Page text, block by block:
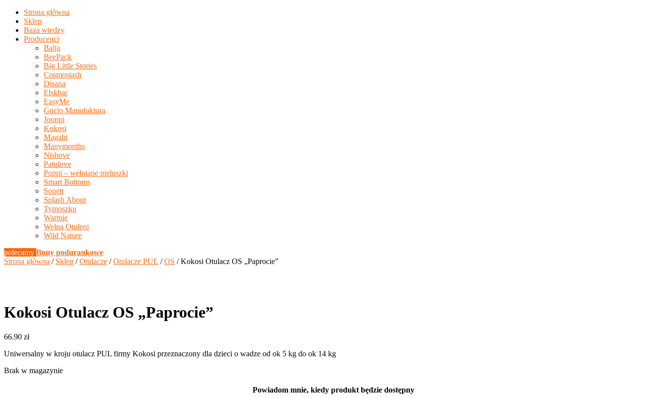
Strona główna
Sklep
Baza wiedzy
Producenci
Balja
BeePack
Big Little Stories
Cosmostash
Disana
Elskbar
EasyMe
Gucio Manufaktura
Jooppi
Kokosi
Magabi
Manymonths
Nishove
Patulove
Puppi – wełniane pieluszki
Smart Bottoms
Sonett
Splash About
Tymoszku
Warmie
Wełną Otuleni
Wild Nature
polecamy Bony podurankowe
Strona główna / Sklep /Otulacze /Otulacze PUL /OS / Kokosi Otulacz OS „Paprocie”
Kokosi Otulacz OS „Paprocie”
66.90 zł
Uniwersalny w kroju otulacz PUL firmy Kokosi przeznaczony dla dzieci o wadze od ok 5 kg do ok 14 kg
Brak w magazynie
Powiadom mnie, kiedy produkt będzie dostępny